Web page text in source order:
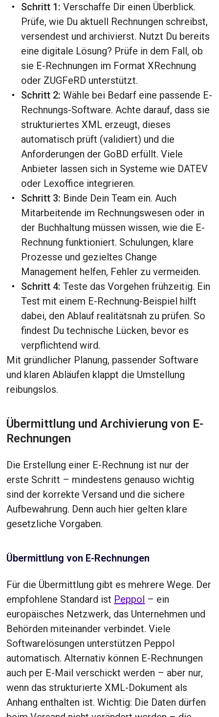
Schritt 1: Verschaffe Dir einen Überblick.
Prüfe, wie Du aktuell Rechnungen schreibst,
versendest und archivierst. Nutzt Du bereits
eine digitale Lösung? Prüfe in dem Fall, ob
sie E-Rechnungen im Format XRechnung
oder ZUGFeRD unterstützt.
Schritt 2: Wähle bei Bedarf eine passende E-
Rechnungs-Software. Achte darauf, dass sie
strukturiertes XML erzeugt, dieses
automatisch prüft (validiert) und die
Anforderungen der GoBD erfüllt. Viele
Anbieter lassen sich in Systeme wie DATEV
oder Lexoffice integrieren.
Schritt 3: Binde Dein Team ein. Auch
Mitarbeitende im Rechnungswesen oder in
der Buchhaltung müssen wissen, wie die E-
Rechnung funktioniert. Schulungen, klare
Prozesse und gezieltes Change
Management helfen, Fehler zu vermeiden.
Schritt 4: Teste das Vorgehen frühzeitig. Ein
Test mit einem E-Rechnung-Beispiel hilft
dabei, den Ablauf realitätsnah zu prüfen. So
findest Du technische Lücken, bevor es
verpflichtend wird.
Mit gründlicher Planung, passender Software
und klaren Abläufen klappt die Umstellung
reibungslos.
Übermittlung und Archivierung von E-
Rechnungen
Die Erstellung einer E-Rechnung ist nur der
erste Schritt – mindestens genauso wichtig
sind der korrekte Versand und die sichere
Aufbewahrung. Denn auch hier gelten klare
gesetzliche Vorgaben.
Übermittlung von E-Rechnungen
Für die Übermittlung gibt es mehrere Wege. Der
empfohlene Standard ist Peppol – ein
europäisches Netzwerk, das Unternehmen und
Behörden miteinander verbindet. Viele
Softwarelösungen unterstützen Peppol
automatisch. Alternativ können E-Rechnungen
auch per E-Mail verschickt werden – aber nur,
wenn das strukturierte XML-Dokument als
Anhang enthalten ist. Wichtig: Die Daten dürfen